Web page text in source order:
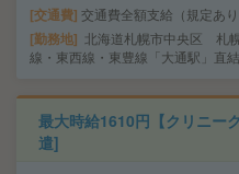
交通費 交通費全額支給（規定あり
勤務地
北海道札幌市中央区 札
線・東西線・東豊線「大通駅」直結
最大時給1610円【クリニ
遣]